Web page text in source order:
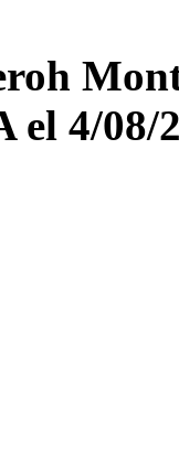
el 4/08/